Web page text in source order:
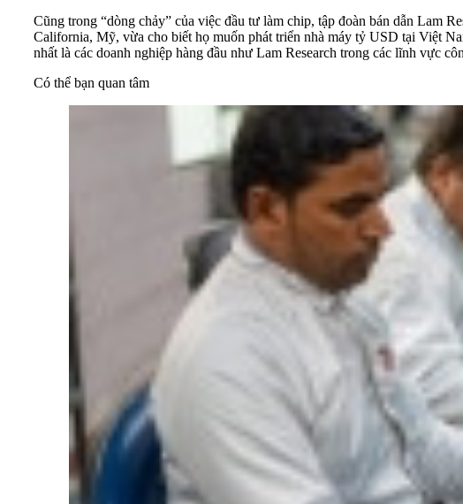
Cũng trong “dòng chảy” của việc đầu tư làm chip, tập đoàn bán dẫn Lam
California, Mỹ, vừa cho biết họ muốn phát triển nhà máy tỷ USD tại Việt
nhất là các doanh nghiệp hàng đầu như Lam Research trong các lĩnh vực
Có thể bạn quan tâm